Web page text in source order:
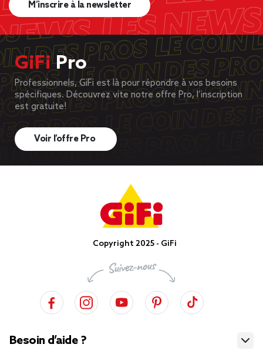
M’inscrire à la newsletter
GiFiPro
Professionnels, GiFi est là pour répondre à vos besoins
spécifiques. Découvrez vite notre offre Pro, l’inscription
est gratuite!
Voir l’offre Pro
Copyright 2025 - GiFi
Besoin d’aide ?